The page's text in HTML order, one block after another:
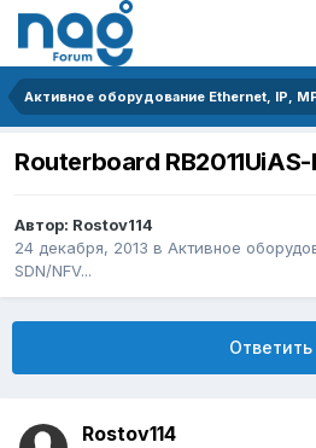
Routerboard RB2011UiAS-
Автор: Rostov114
24 декабря, 2013 в Активное
SDN/NFV...
Ответить
Rostov114